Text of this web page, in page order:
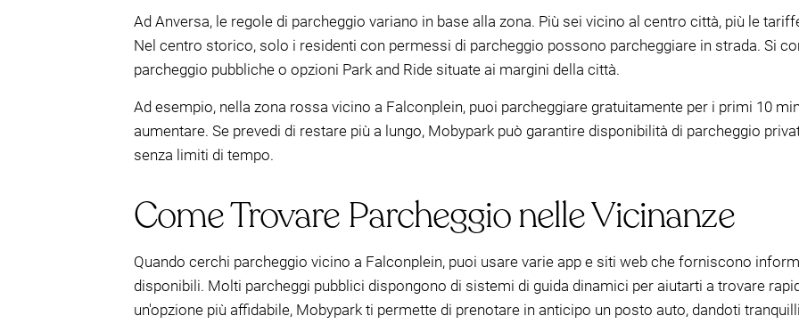
Ad Anversa, le regole di parcheggio variano in base alla zona. Più sei vicino al centro città, più le
Nel centro storico, solo i residenti con permessi di parcheggio possono parcheggiare in strada. Si
parcheggio pubbliche o opzioni Park and Ride situate ai margini della città.
Ad esempio, nella zona rossa vicino a Falconplein, puoi parcheggiare gratuitamente per i primi 10
aumentare. Se prevedi di restare più a lungo, Mobypark può garantire disponibilità di parcheggio
senza limiti di tempo.
Come Trovare Parcheggio nelle Vicinanze
Quando cerchi parcheggio vicino a Falconplein, puoi usare varie app e siti web che forniscono
disponibili. Molti parcheggi pubblici dispongono di sistemi di guida dinamici per aiutarti a trovare
un'opzione più affidabile, Mobypark ti permette di prenotare in anticipo un posto auto, dandoti